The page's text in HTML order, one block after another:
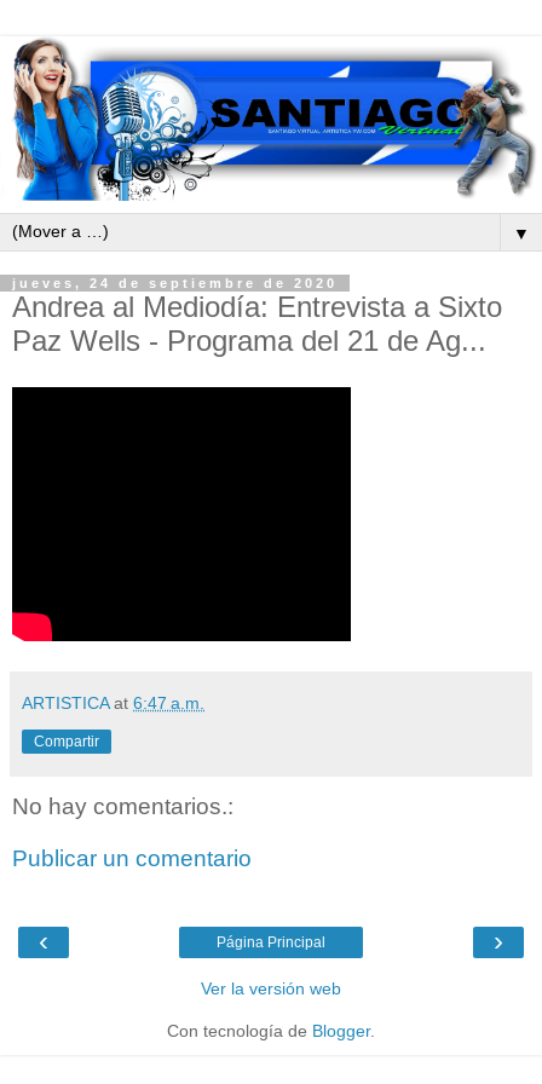
▼
jueves, 24 de septiembre de 2020
Andrea al Mediodía: Entrevista a Sixto
Paz Wells - Programa del 21 de Ag...
ARTISTICA at 6:47 a.m.
Compartir
No hay comentarios.:
Publicar un comentario
‹ ›
Página Principal
Ver la versión web
Con tecnología de Blogger.